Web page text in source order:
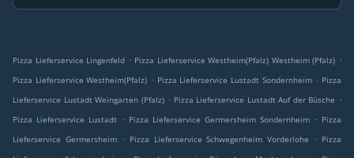
Pizza Lieferservice Lingenfeld . Pizza Lieferservice Westheim(Pfalz) Westheim (Pfalz) .
Pizza Lieferservice Westheim(Pfalz) . Pizza Lieferservice Lustadt Sondernheim . Pizza
Lieferservice Lustadt Weingarten (Pfalz) . Pizza Lieferservice Lustadt Auf der Büsche .
Pizza Lieferservice Lustadt . Pizza Lieferservice Germersheim Sondernheim . Pizza
Lieferservice Germersheim . Pizza Lieferservice Schwegenheim Vorderlohe . Pizza